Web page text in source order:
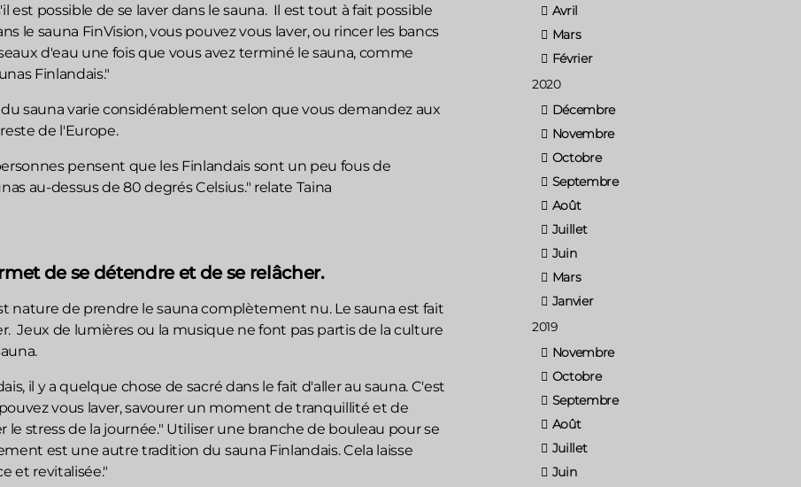
est possible de se laver dans le sauna. Il est tout à fait possible
le sauna FinVision, vous pouvez vous laver, ou rincer les bancs
d'eau une fois que vous avez terminé le sauna, comme
Finlandais."
sauna varie considérablement selon que vous demandez aux
de l'Europe.
pensent que les Finlandais sont un peu fous de
au-dessus de 80 degrés Celsius." relate Taina
de se détendre et de se relâcher.
nature de prendre le sauna complètement nu. Le sauna est fait
Jeux de lumières ou la musique ne font pas partis de la culture
il y a quelque chose de sacré dans le fait d'aller au sauna. C'est
vous laver, savourer un moment de tranquillité et de
le stress de la journée." Utiliser une branche de bouleau pour se
est une autre tradition du sauna Finlandais. Cela laisse
et revitalisée."
Avril
Mars
Février
2020
Décembre
Novembre
Octobre
Septembre
Août
Juillet
Juin
Mars
Janvier
2019
Novembre
Octobre
Septembre
Août
Juillet
Juin